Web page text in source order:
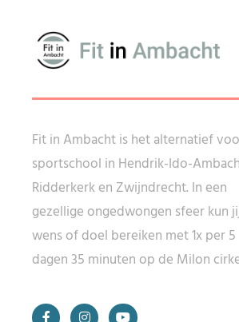
Fit in Ambacht is het alternatief
sportschool in Hendrik-Ido-
Ridderkerk en Zwijndrecht. In een
gezellige ongedwongen sfeer kun
wens of doel bereiken met 1x per 5
dagen 35 minuten op de Milon